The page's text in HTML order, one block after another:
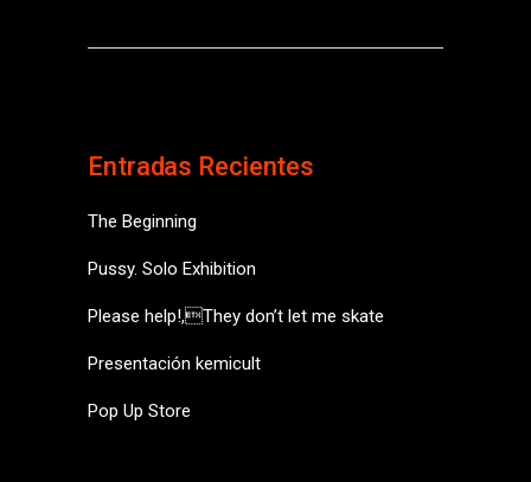
Entradas Recientes
The Beginning
Pussy. Solo Exhibition
Please help!,They don’t let me skate
Presentación kemicult
Pop Up Store